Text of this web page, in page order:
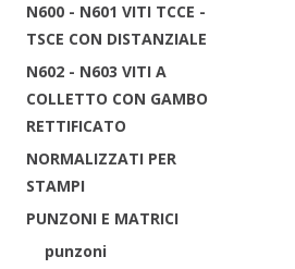
N600 - N601 VITI TCCE -
TSCE CON DISTANZIALE
N602 - N603 VITI A
COLLETTO CON GAMBO
RETTIFICATO
NORMALIZZATI PER
STAMPI
PUNZONI E MATRICI
punzoni